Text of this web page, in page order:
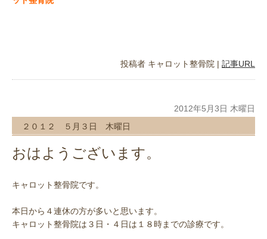
投稿者 キャロット整骨院 | 記事URL
2012年5月3日 木曜日
２０１２ ５月３日 木曜日
おはようございます。
キャロット整骨院です。
本日から４連休の方が多いと思います。
キャロット整骨院は３日・４日は１８時までの診療です。